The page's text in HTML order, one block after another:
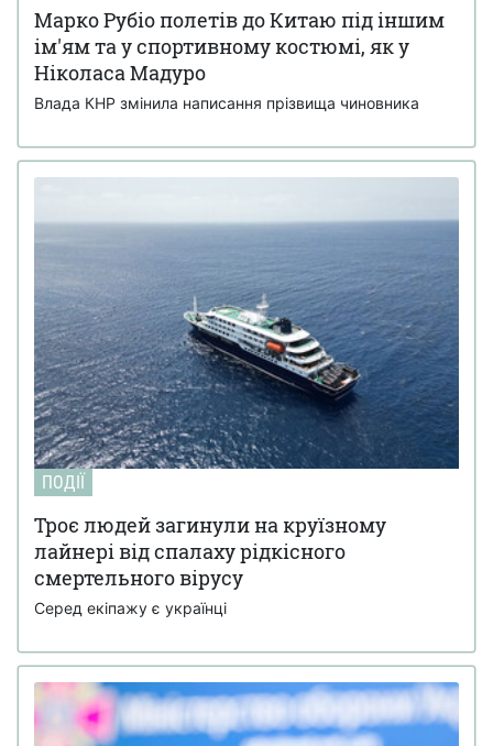
Марко Рубіо полетів до Китаю під іншим
ім'ям та у спортивному костюмі, як у
Ніколаса Мадуро
Влада КНР змінила написання прізвища чиновника
ПОДІЇ
Троє людей загинули на круїзному
лайнері від спалаху рідкісного
смертельного вірусу
Серед екіпажу є українці